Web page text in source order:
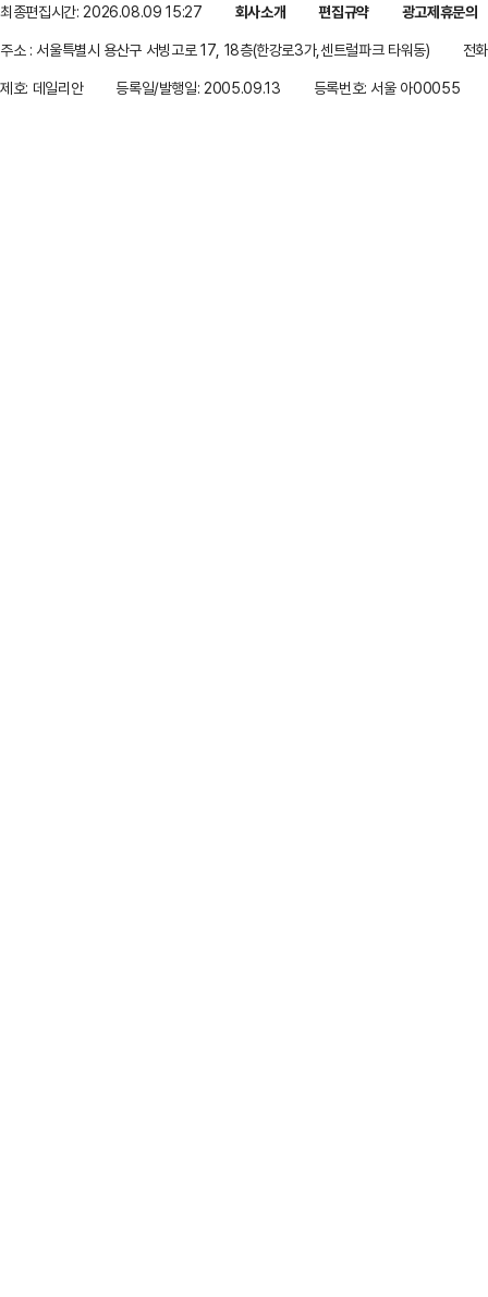
최종편집시간: 2026.08.09 15:27 회사소개 편집규약
광고제휴문의
주소 : 서울특별시 용산구 서빙고로 17, 18층(한강로3가,센트럴파크 타워동)
전
제호: 데일리안
등록일/발행일: 2005.09.13 등록번호: 서울 아00055